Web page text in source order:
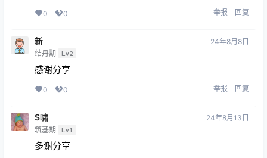
0 0 举报 回复
新
结丹期 Lv2
24年8月8日
感谢分享
0 0 举报 回复
S啸
筑基期 Lv1
24年8月13日
多谢分享